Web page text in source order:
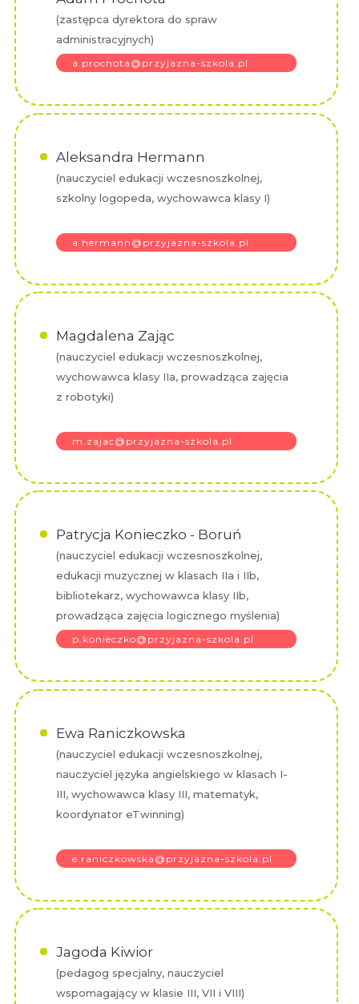
(zastępca dyrektora do spraw
administracyjnych)
a.prochota@przyjazna-szkola.pl
Aleksandra Hermann
(nauczyciel edukacji wczesnoszkolnej,
szkolny logopeda, wychowawca klasy I)
a.hermann@przyjazna-szkola.pl
Magdalena Zając
(nauczyciel edukacji wczesnoszkolnej,
wychowawca klasy IIa, prowadząca zajęcia
z robotyki)
m.zajac@przyjazna-szkola.pl
Patrycja Konieczko - Boruń
(nauczyciel edukacji wczesnoszkolnej,
edukacji muzycznej w klasach IIa i IIb,
bibliotekarz, wychowawca klasy IIb,
prowadząca zajęcia logicznego myślenia)
p.konieczko@przyjazna-szkola.pl
Ewa Raniczkowska
(nauczyciel edukacji wczesnoszkolnej,
nauczyciel języka angielskiego w klasach I-
III, wychowawca klasy III, matematyk,
koordynator eTwinning)
e.raniczkowska@przyjazna-szkola.pl
Jagoda Kiwior
(pedagog specjalny, nauczyciel
wspomagający w klasie III, VII i VIII)